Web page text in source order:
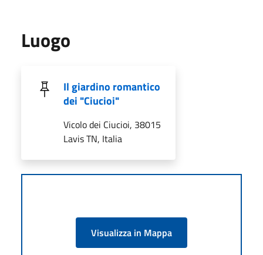
Luogo
Il giardino romantico
dei "Ciucioi"
Vicolo dei Ciucioi, 38015
Lavis TN, Italia
Visualizza in Mappa